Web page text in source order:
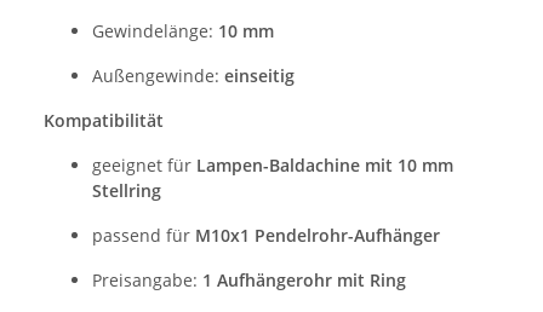
Gewindelänge: 10 mm
Außengewinde: einseitig
Kompatibilität
geeignet für Lampen-Baldachine mit 10 mm
Stellring
passend für M10x1 Pendelrohr-Aufhänger
Preisangabe: 1 Aufhängerohr mit Ring